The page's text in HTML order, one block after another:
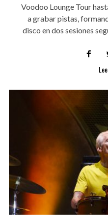
Voodoo Lounge Tour
a grabar pistas,
disco en dos sesiones